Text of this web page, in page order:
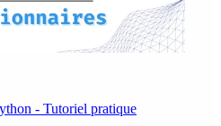
- Tutoriel pratique